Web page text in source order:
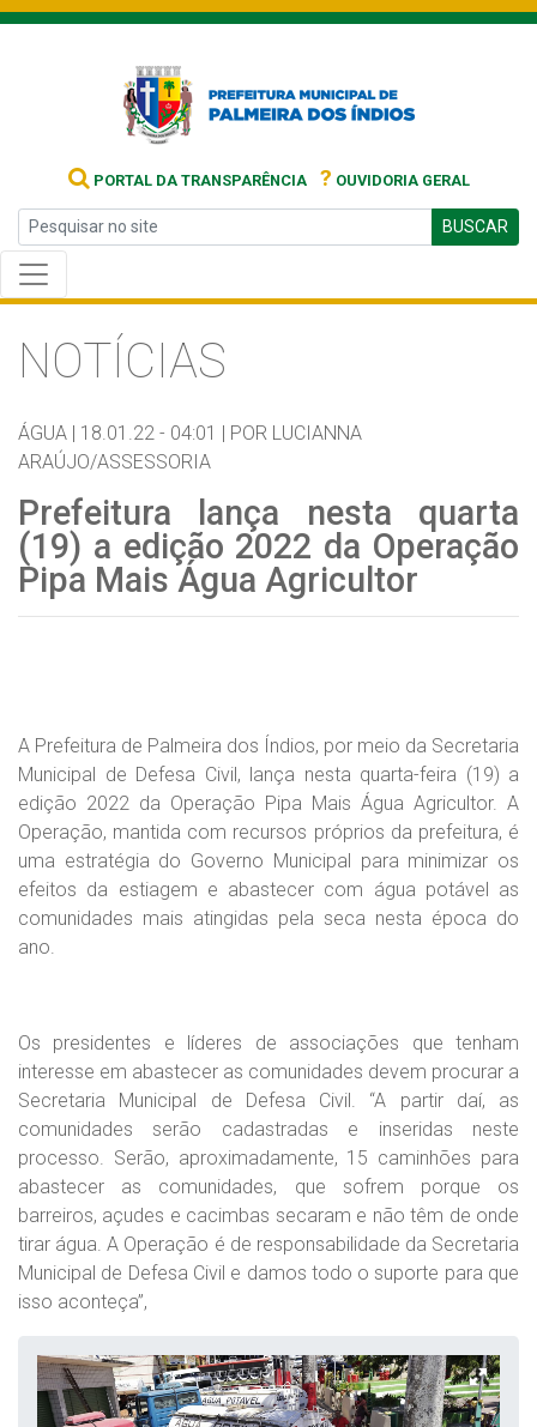
PORTAL DA TRANSPARÊNCIA ? OUVIDORIA GERAL
BUSCAR
NOTÍCIAS
ÁGUA | 18.01.22 - 04:01 | POR LUCIANNA
ARAÚJO/ASSESSORIA
Prefeitura lança nesta quarta
(19) a edição 2022 da Operação
Pipa Mais Água Agricultor
A Prefeitura de Palmeira dos Índios, por meio da Secretaria
Municipal de Defesa Civil, lança nesta quarta-feira (19) a
edição 2022 da Operação Pipa Mais Água Agricultor. A
Operação, mantida com recursos próprios da prefeitura, é
uma estratégia do Governo Municipal para minimizar os
efeitos da estiagem e abastecer com água potável as
comunidades mais atingidas pela seca nesta época do
ano.
Os presidentes e líderes de associações que tenham
interesse em abastecer as comunidades devem procurar a
Secretaria Municipal de Defesa Civil. “A partir daí, as
comunidades serão cadastradas e inseridas neste
processo. Serão, aproximadamente, 15 caminhões para
abastecer as comunidades, que sofrem porque os
barreiros, açudes e cacimbas secaram e não têm de onde
tirar água. A Operação é de responsabilidade da Secretaria
Municipal de Defesa Civil e damos todo o suporte para que
isso aconteça”,